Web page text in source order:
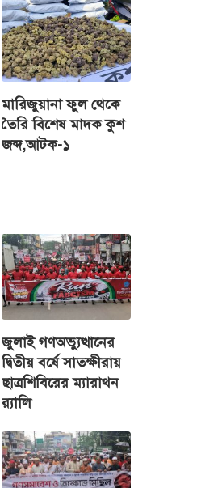
মারিজুয়ানা ফুল থেকে
তৈরি বিশেষ মাদক কুশ
জব্দ,আটক-১
জুলাই গণঅভ্যুত্থানের
দ্বিতীয় বর্ষে সাতক্ষীরায়
ছাত্রশিবিরের ম্যারাথন
র‌্যালি